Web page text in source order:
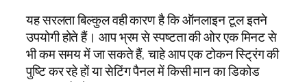
यह सरलता बिल्कुल वही कारण है कि ऑनलाइन टूल इतने
उपयोगी होते हैं। आप भ्रम से स्पष्टता की ओर एक मिनट से
भी कम समय में जा सकते हैं, चाहे आप एक टोकन स्ट्रिंग की
पुष्टि कर रहे हों या सेटिंग पैनल में किसी मान का डिकोड